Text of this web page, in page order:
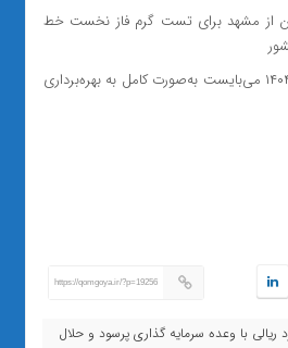
از مشهد برای تست گرم فاز نخست خط
خط A متروی قم تا سال ۱۴۰۴ می‌بایست به‌صورت کامل به بهره‌برداری
https://qomgoya.ir/?p=19256